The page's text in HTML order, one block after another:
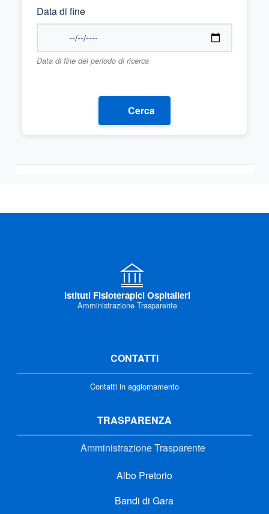
Data di fine
Data di fine del periodo di ricerca
Cerca
Istituti Fisioterapici Ospitalieri
Amministrazione Trasparente
CONTATTI
Contatti in aggiornamento
TRASPARENZA
Amministrazione Trasparente
Albo Pretorio
Bandi di Gara